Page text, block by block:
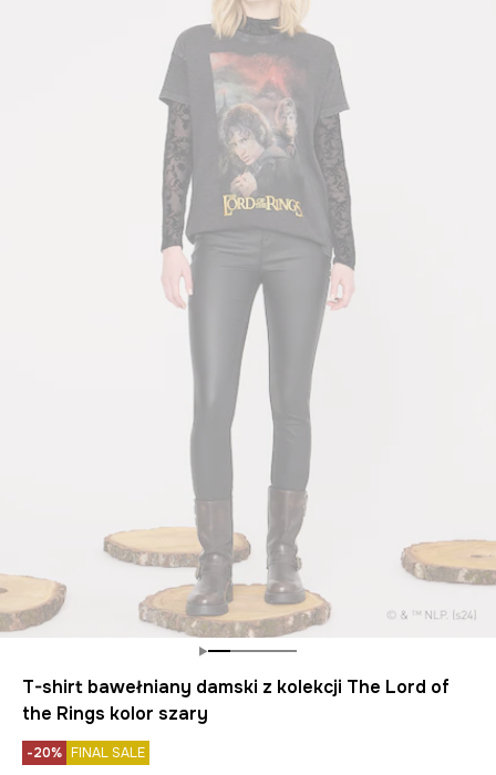
T-shirt bawełniany damski z kolekcji The Lord of
the Rings kolor szary
-20% FINAL SALE